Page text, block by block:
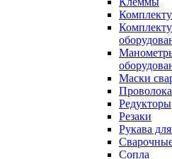
Маски
Редукторы
Резаки
Рукава
Сопла